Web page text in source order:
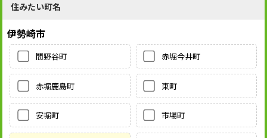
住みたい町名
伊勢崎市
間野谷町 赤堀今井町
赤堀鹿島町 東町
安堀町 市場町